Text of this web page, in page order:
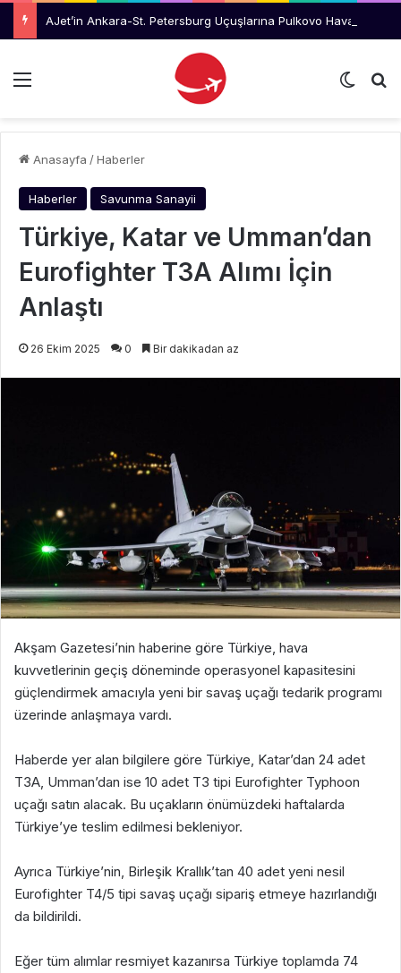
Menü Dış
Anasayfa /Haberler
Haberler Savunma Sanayii
Türkiye, Katar ve Umman’dan
Eurofighter T3A Alımı İçin
Anlaştı
26 Ekim 2025 0 Bir dakikadan az
Akşam Gazetesi’nin haberine göre Türkiye, hava
kuvvetlerinin geçiş döneminde operasyonel kapasitesini
güçlendirmek amacıyla yeni bir savaş uçağı tedarik programı
üzerinde anlaşmaya vardı.
Haberde yer alan bilgilere göre Türkiye, Katar’dan 24 adet
T3A, Umman’dan ise 10 adet T3 tipi Eurofighter Typhoon
uçağı satın alacak. Bu uçakların önümüzdeki haftalarda
Türkiye’ye teslim edilmesi bekleniyor.
Ayrıca Türkiye’nin, Birleşik Krallık’tan 40 adet yeni nesil
Eurofighter T4/5 tipi savaş uçağı sipariş etmeye hazırlandığı
da bildirildi.
Eğer tüm alımlar resmiyet kazanırsa Türkiye toplamda 74